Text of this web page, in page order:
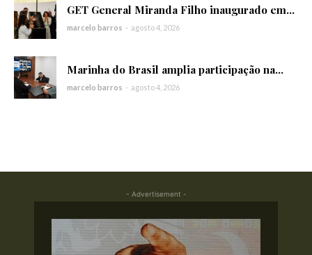
GET General Miranda Filho inaugurado em...
marcelo barros - agosto 4, 2026
Marinha do Brasil amplia participação na...
marcelo barros - agosto 4, 2026
- Advertisement -